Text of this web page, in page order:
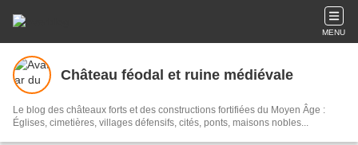
MENU
Château féodal et ruine médiévale
Le blog des châteaux forts et des constructions fortifiées du Moyen Âge :
Églises, cimetières, villages défensifs, cités, ponts, maisons nobles...